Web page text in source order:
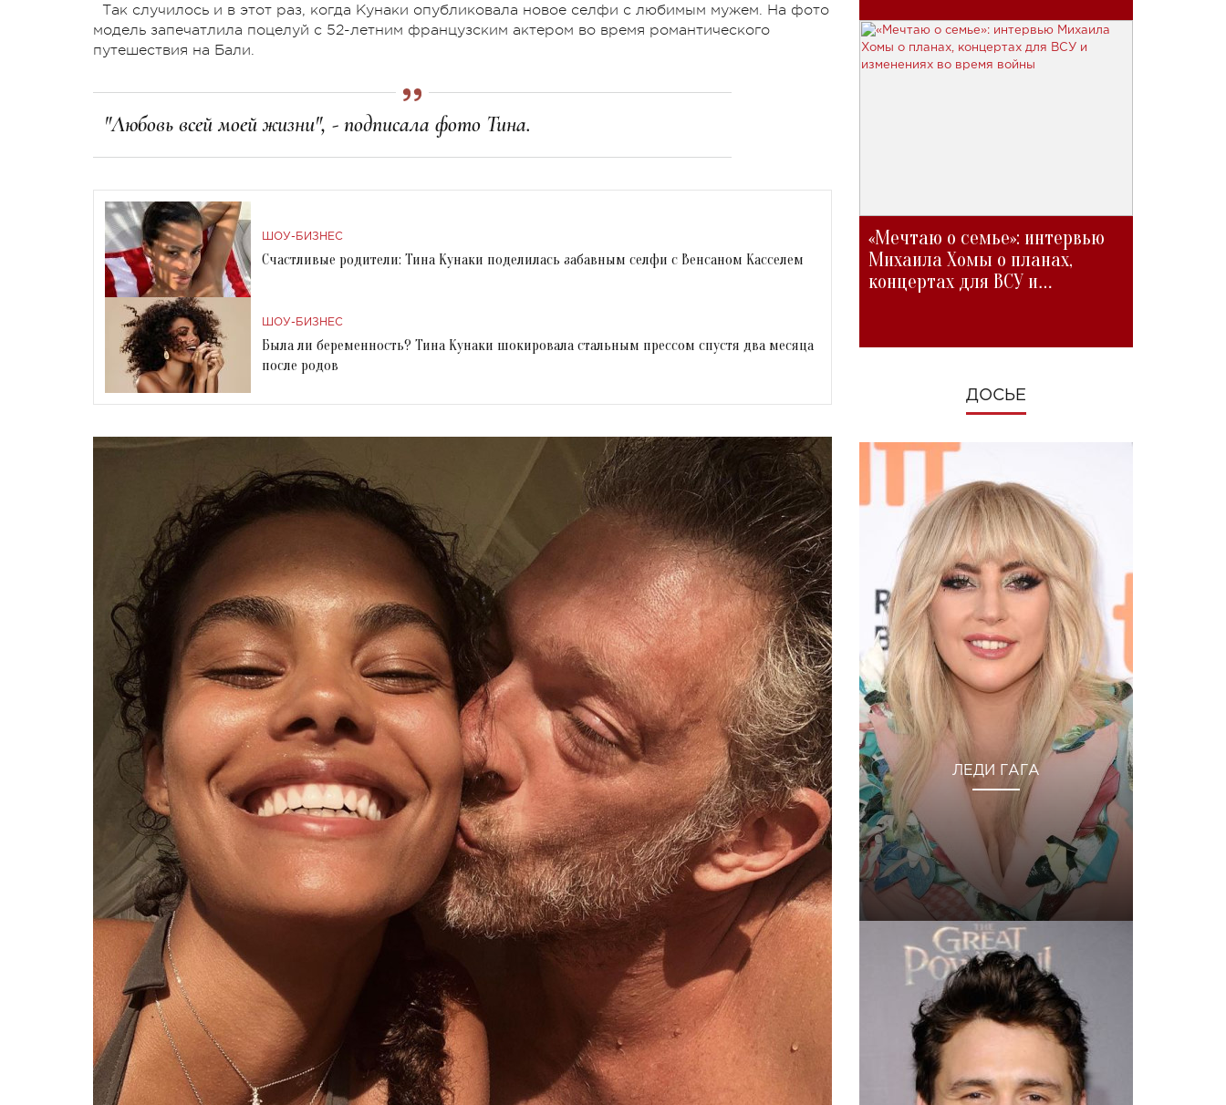
Так случилось и в этот раз, когда Кунаки опубликовала новое селфи с любимым мужем. На фото
модель запечатлила поцелуй с 52-летним французским актером во время романтического
путешествия на Бали.
"Любовь всей моей жизни", - подписала фото Тина.
ШОУ-БИЗНЕС
Счастливые родители: Тина Кунаки поделилась забавным селфи с Венсаном Касселем
ШОУ-БИЗНЕС
Была ли беременность? Тина Кунаки шокировала стальным прессом спустя два месяца
после родов
«Мечтаю о семье»: интервью
Михаила Хомы о планах,
концертах для ВСУ и
ДОСЬЕ
ЛЕДИ ГАГА